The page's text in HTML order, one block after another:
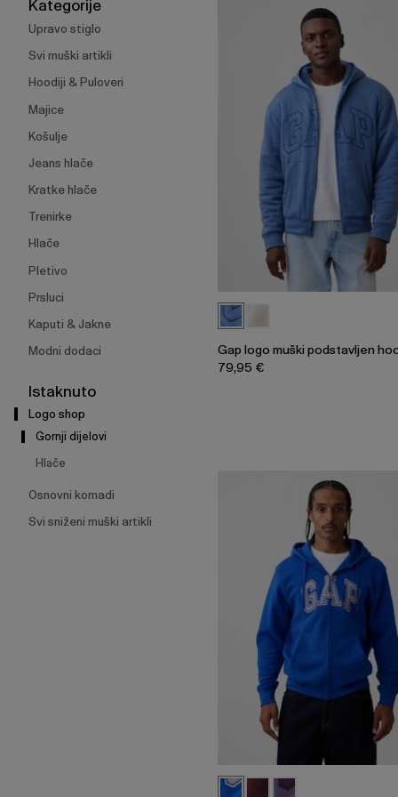
širenje
izbornika.
Kategorije
Upravo stiglo
Svi muški artikli
Hoodiji & Puloveri
Majice
Košulje
Jeans hlače
Kratke hlače
Trenirke
Hlače
Pletivo
Prsluci
Kaputi & Jakne
Modni dodaci
Istaknuto
Logo shop
Gornji dijelovi
Hlače
Osnovni komadi
Svi sniženi muški artikli
Gap logo muški podstavljen
79,95 €